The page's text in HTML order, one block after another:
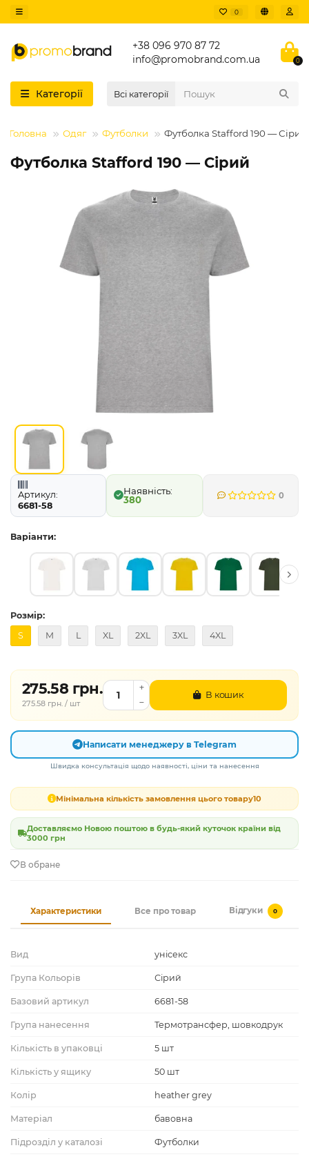
0
+38 096 970 87 72
info@promobrand.com.ua
0
Категорії Всі категорії
Головна Одяг Футболки Футболка Stafford 190 — Сірий
Футболка Stafford 190 — Сірий
Артикул:
6681-58
380 0
Варіанти:
Розмір:
S
M L XL 2XL 3XL 4XL
275.58 грн.
275.58 грн. / шт
В кошик
Написати менеджеру в Telegram
Швидка консультація щодо наявності, ціни та нанесення
Мінімальна кількість замовлення цього товару10
Доставляємо Новою поштою в будь-який куточок країни від
3000 грн
В обране
Характеристики Все про товар Відгуки 0
Вид унісекс
Група Кольорів Сірий
Базовий артикул 6681-58
Група нанесення Термотрансфер, шовкодрук
Кількість в упаковці 5 шт
Кількість у ящику 50 шт
Колір heather grey
Матеріал бавовна
Підрозділ у каталозі Футболки